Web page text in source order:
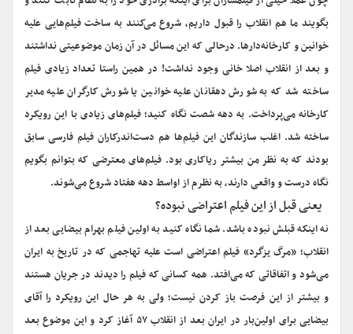
بگویند ما هم انقلاب را قبول داریم، شروع می‌کنند به ساخت فیلم‌هایی علیه
خوانین و کارخانه‌‌دارها. درحالی که این مسائل در آن زمان موضوعیتی نداشتند
و بعد از انقلاب اصلا خانی وجود نداشت! در همین راستا تعداد زیادی فیلم
ساخته شد که به شورش دهقانان علیه خوانین یا شورش کارگران علیه مدیر
کارخانه می‌پرداخت. به دهه شصت نگاه کنید؛ فیلم‌های زیادی با این رویکرد
ساخته شد. اغلب سازندگان این فیلم‌ها هم دست‌اندرکاران فیلم فارسی سابق
بودند که به نظر من بیشتر ریاکاری بود. فیلم‌های معترضی که بتوانم بگویم
نگاه درست و واقعی دارند، به نظرم از اواسط دهه هفتاد شروع می‌شوند.
‌‌یعنی قبل از این فیلم اعتراضی نبوده؟
نه اینکه قبلش نبوده باشد. شما نگاه کنید به اولین فیلم بهرام بیضایی بعد از
انقلاب؛ «مرگ یزگرد» فیلم اعتراضی است علیه تهاجمی که در تاریخ به ایران
می‌شود و اتفاقاتی که می‌افتد. همه کسانی که فیلم را دیدند در جریان هستند
و بیشتر از این فرصت باز کردن نیست؛ ولی به هر حال این رویکرد را آقای
بیضایی برای اولین‌بار در ایران بعد از انقلاب ۵۷ آغاز کرد و این موضوع بعد